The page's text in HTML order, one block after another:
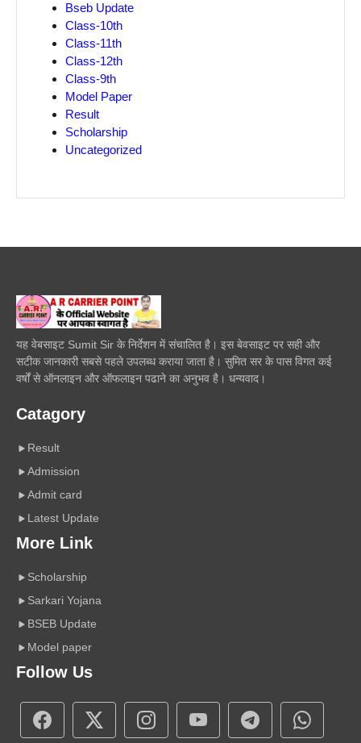
Bseb Update
Class-10th
Class-11th
Class-12th
Class-9th
Model Paper
Result
Scholarship
Uncategorized
यह वेबसाइट Sumit Sir के निर्देशन में संचालित है। इस बेवसाइट पर सही और
सटीक जानकारी सबसे पहले उपलब्ध कराया जाता है। सुमित सर के पास विगत कई
वर्षों से ऑनलाइन और ऑफलाइन पढाने का अनुभव है। धन्यवाद।
Catagory
Result
Admission
Admit card
Latest Update
More Link
Scholarship
Sarkari Yojana
BSEB Update
Model paper
Follow Us